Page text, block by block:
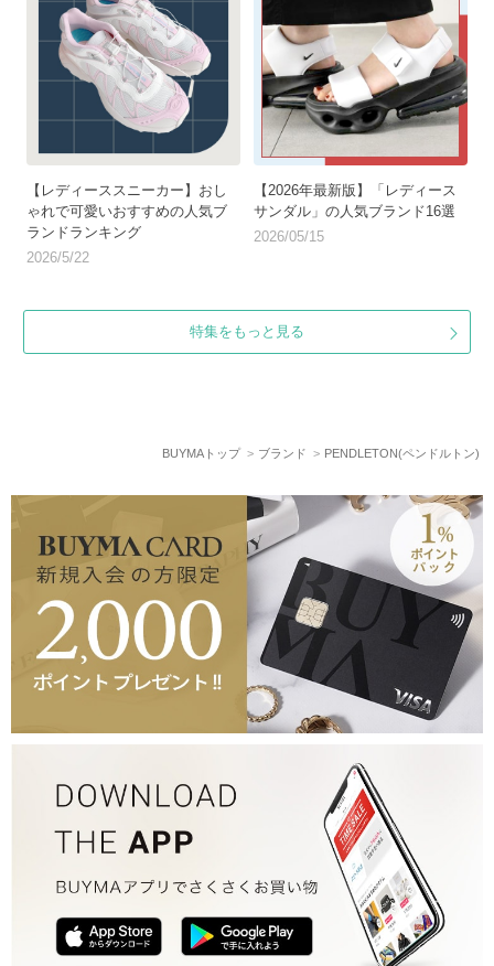
【レディーススニーカー】おし
ゃれで可愛いおすすめの人気ブ
ランドランキング
2026/5/22
【2026年最新版】「レディース
サンダル」の人気ブランド16選
2026/05/15
特集をもっと見る
BUYMAトップ ブランド PENDLETON(ペンドルトン)